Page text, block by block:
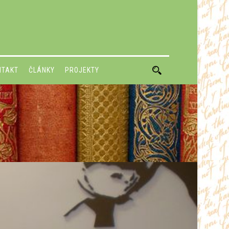
ČLÁNKY PROJEKTY